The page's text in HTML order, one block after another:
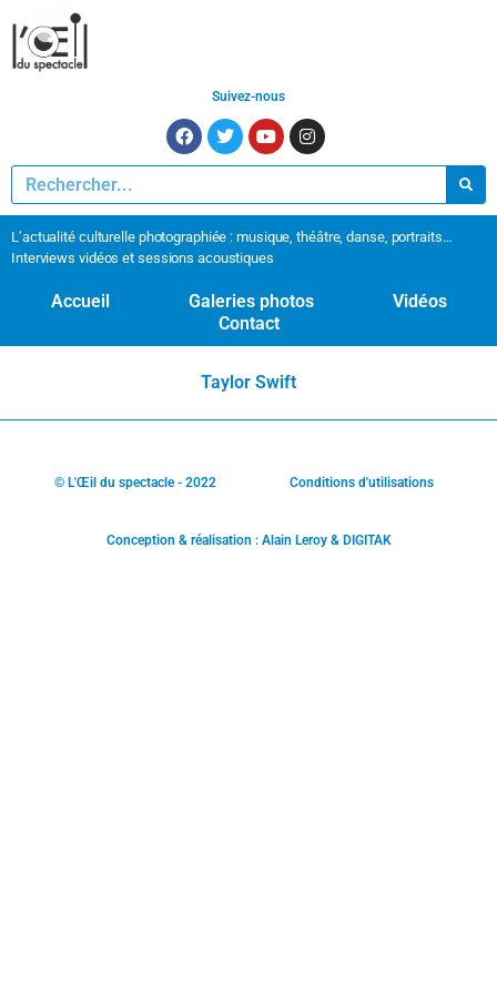
Suivez-nous
L’actualité culturelle photographiée : musique, théâtre, danse, portraits…
Interviews vidéos et sessions acoustiques
Accueil Galeries photos
Vidéos
Contact
Taylor Swift
© L'Œil du spectacle - 2022 Conditions d'utilisations
Conception & réalisation : Alain Leroy & DIGITAK